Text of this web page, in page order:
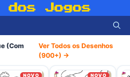
dos Jogos
(Com
Ver Todos os Desenhos
(900+) →
NOVO NOVO